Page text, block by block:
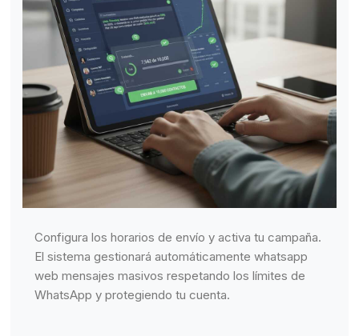
Configura los horarios de envío y activa tu campaña.
El sistema gestionará automáticamente whatsapp
web mensajes masivos respetando los límites de
WhatsApp y protegiendo tu cuenta.